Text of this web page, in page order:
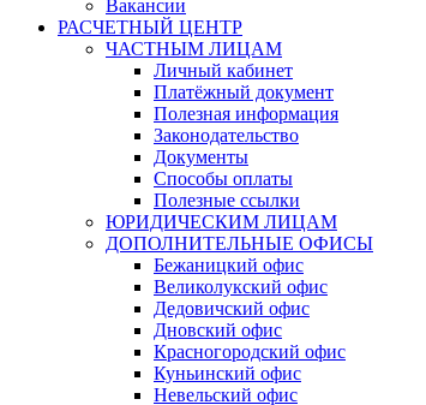
Вакансии
РАСЧЕТНЫЙ ЦЕНТР
ЧАСТНЫМ ЛИЦАМ
Личный кабинет
Платёжный документ
Полезная информация
Законодательство
Документы
Способы оплаты
Полезные ссылки
ЮРИДИЧЕСКИМ ЛИЦАМ
ДОПОЛНИТЕЛЬНЫЕ ОФИСЫ
Бежаницкий офис
Великолукский офис
Дедовичский офис
Дновский офис
Красногородский офис
Куньинский офис
Невельский офис